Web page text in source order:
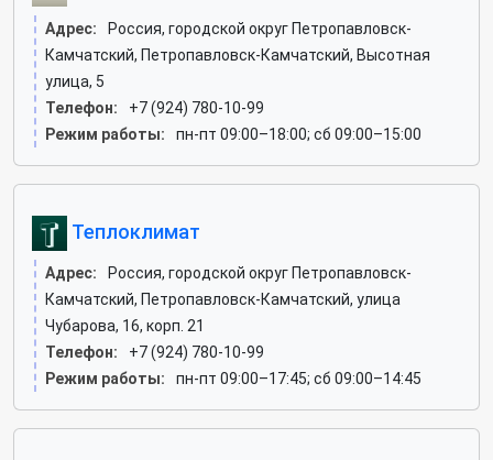
Адрес:
Россия, городской округ Петропавловск-
Камчатский, Петропавловск-Камчатский, Высотная
улица, 5
Телефон:
+7 (924) 780-10-99
Режим работы:
пн-пт 09:00–18:00; сб 09:00–15:00
Теплоклимат
Адрес:
Россия, городской округ Петропавловск-
Камчатский, Петропавловск-Камчатский, улица
Чубарова, 16, корп. 21
Телефон:
+7 (924) 780-10-99
Режим работы:
пн-пт 09:00–17:45; сб 09:00–14:45